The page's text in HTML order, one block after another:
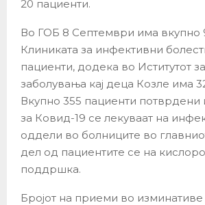
20 пациенти.
Во ГОБ 8 Септември има вкупно
Клиниката за инфективни
пациенти, додека во Иститутот
заболувања кај деца Козле има
Вкупно 355 пациенти потврдени
за Ковид-19 се лекуваат на
оддели во болниците во
дел од пациентите се на
поддршка.
Бројот на приеми во